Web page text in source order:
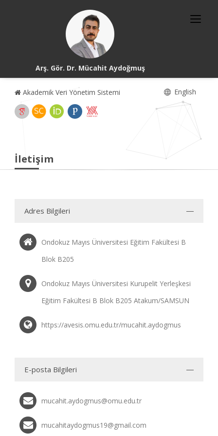
Arş. Gör. Dr. Mücahit Aydoğmuş
Akademik Veri Yönetim Sistemi English
İletişim
Adres Bilgileri
Ondokuz Mayıs Üniversitesi Eğitim Fakültesi B
Blok B205
Ondokuz Mayıs Üniversitesi Kurupelit Yerleşkesi
Eğitim Fakültesi B Blok B205 Atakum/SAMSUN
https://avesis.omu.edu.tr/mucahit.aydogmus
E-posta Bilgileri
mucahit.aydogmus@omu.edu.tr
mucahitaydogmus19@gmail.com